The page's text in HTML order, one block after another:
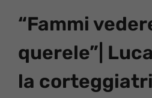
“Fammi
querele”|
la